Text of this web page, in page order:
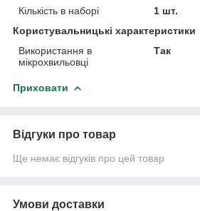
Кількість в наборі
1 шт.
Користувальницькі характеристики
Використання в
мікрохвильовці
Так
Приховати
Відгуки про товар
Ще немає відгуків про цей товар
Умови доставки